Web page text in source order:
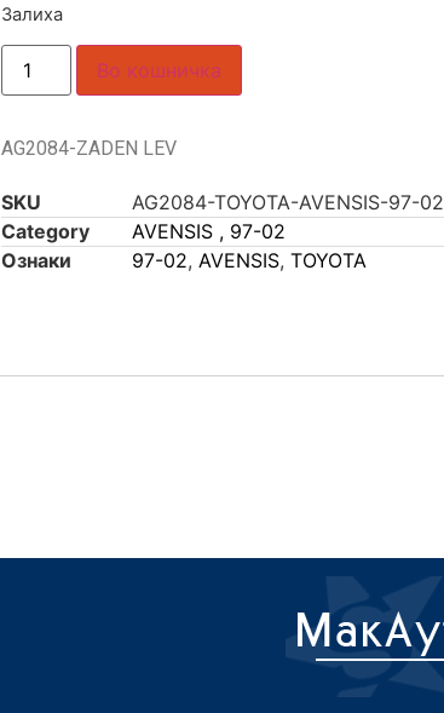
Залиха
Во кошничка
AG2084-ZADEN LEV
SKU
AG2084-TOYOTA-AVENSIS-97-02
Category
AVENSIS , 97-02
Ознаки
97-02, AVENSIS, TOYOTA